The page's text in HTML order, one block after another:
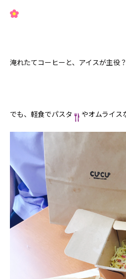
淹れたてコーヒーと、アイスが主役
でも、軽食でパスタ やオムライス